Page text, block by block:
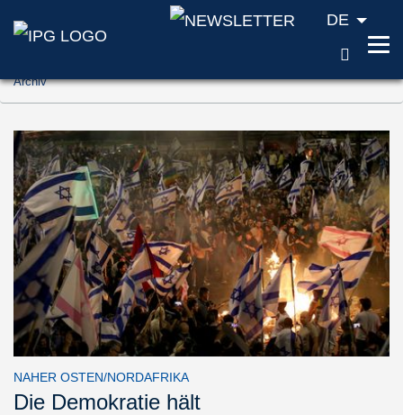
Zum Inhalt springen (Accesskey '1')
Zur Suche springen (Accesskey '2')
Zur Navigation springen (Accesskey '3')
DE
Archiv
NAHER OSTEN/NORDAFRIKA
Die Demokratie hält